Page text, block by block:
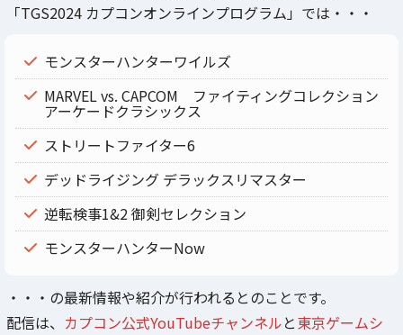
「TGS2024 カプコンオンラインプログラム」では・・・
モンスターハンターワイルズ
MARVEL vs. CAPCOM ファイティングコレクション
アーケードクラシックス
ストリートファイター6
デッドライジング デラックスリマスター
逆転検事1&2 御剣セレクション
モンスターハンターNow
・・・の最新情報や紹介が行われるとのことです。
配信は、 カプコン公式YouTubeチャンネルと東京ゲームシ